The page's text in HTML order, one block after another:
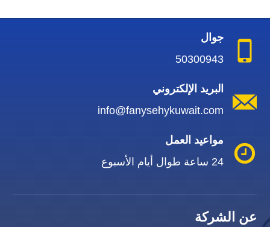
جوال
50300943
البريد الإلكتروني
info@fanysehykuwait.com
مواعيد العمل
24 ساعة طوال أيام الأسبوع
عن الشركة